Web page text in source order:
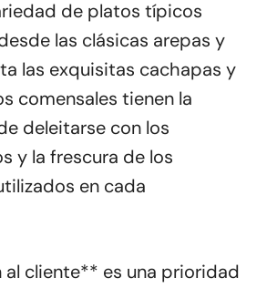
de platos típicos
las clásicas arepas y
las exquisitas cachapas y
comensales tienen la
deleitarse con los
y la frescura de los
en cada
cliente** es una prioridad